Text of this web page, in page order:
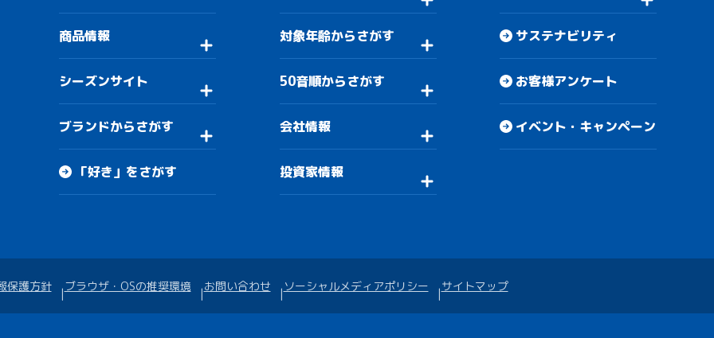
商品情報
シーズンサイト
ブランドからさがす
「好き」をさがす
対象年齢からさがす
50音順からさがす
会社情報
投資家情報
サステナビリティ
お客様アンケート
イベント・キャンペーン
保護方針 ブラウザ・OSの推奨環境 お問い合わせ ソーシャルメディアポリシー サイトマップ